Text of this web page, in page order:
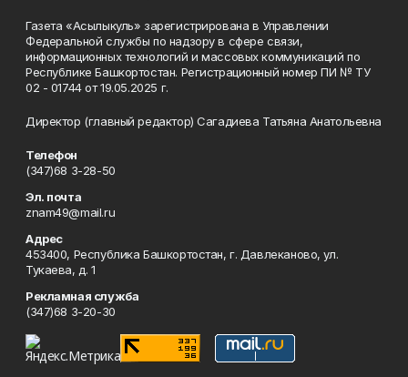
Газета «Асылыкуль» зарегистрирована в Управлении
Федеральной службы по надзору в сфере связи,
информационных технологий и массовых коммуникаций по
Республике Башкортостан. Регистрационный номер ПИ № ТУ
02 - 01744 от 19.05.2025 г.
Директор (главный редактор) Сагадиева Татьяна Анатольевна
Телефон
(347)68 3-28-50
Эл. почта
znam49@mail.ru
Адрес
453400, Республика Башкортостан, г. Давлеканово, ул.
Тукаева, д. 1
Рекламная служба
(347)68 3-20-30